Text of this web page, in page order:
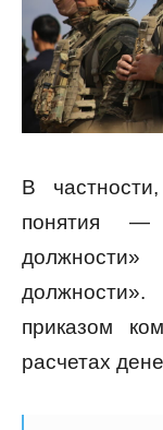
В
понятия
приказом
расчетах